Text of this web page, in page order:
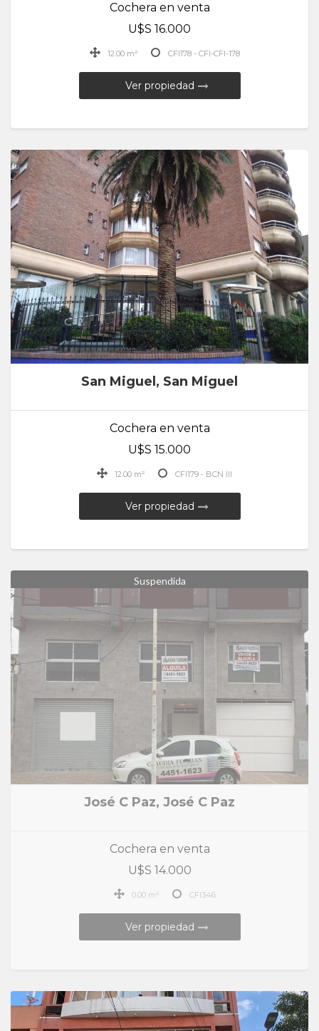
Cochera en venta
U$S 16.000
12.00 m² CFI178 - CFI-CFI-178
Ver propiedad
San Miguel, San Miguel
Cochera en venta
U$S 15.000
12.00 m² CFI179 - BCN III
Ver propiedad
Suspendida
José C Paz, José C Paz
Cochera en venta
U$S 14.000
0.00 m² CFI346
Ver propiedad